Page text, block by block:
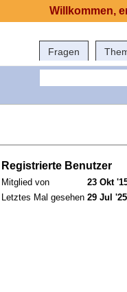
Fragen
Registrierte Benutzer
Mitglied von
23 Okt
Letztes Mal gesehen 29 Jul
Willkommen,